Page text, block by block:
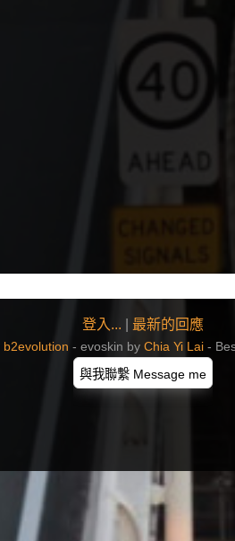
登入... 最新的回應
b2evolution - evoskin by Chia Yi Lai -
與我聯繫 Message me